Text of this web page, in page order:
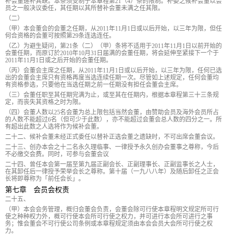
员之一般决议委任，其任期以其所替补会董未满之任其限。
（二）
（甲）本会董会的会董之任期，从2011年11月1日或以后开始，以三年为限，但任
何合资格的会董可按照第29条连选连任。
（乙）为避生疑问，第21条（二）（甲）条将不适用于2011年11月1日以前开始的
会董任期，而原订於2010年10月31日届满的会董任期，将会延伸至紧接下一个于
2011年11月1日或之后开始的会董任期。
（丙）会董会主席之任期，从2011年11月1日或以后开始，以三年为限，任何已选
出的会董会主席只有资格再度当选连续任期一次。尽管如上述规定，任何会董均
有资格参选，只要他在当选任期之前一任期没有担任会董会主席。
（三）会董任职至其任期完满为止，或至其在任期内，根据本章程第三十三条规
定，而丧失其资格之时为限。
（四）会董人数以25名会董为总上限包括当然会董，由赞助会员及海外会员所占
的人数不能超过6名（但可少于此数），亦不能超过会董会总人数的四分之一。所
有超出此数之人选将作为候补会董。
二十二、候补会董未经正式委任以替补正选会董之遗缺时，不可出席会董会议。
二十三、创办本会之十二名永久理临事、一律授予永久创办会董事之尊称，今后
不必缴交会费。同时，可参与会董会议
二十四、曾任本会第一届至第九届正副会长、正副理事长、正副监事长之人士，
在其卸任后一律授予荣举会长之尊称。第十届（一九八八年）及随后卸任之正会
长将即尊称为「前任会长」。
第七章 会员会权责
二十五、
（甲）本会会务管理，概归会董会负责，会董会除可行使本章程明文规定所可行
使之种种权力外，概可行使本会所可行使之权力，并可进行本会所可进行之事
务；惟会董会不可行使公司条例或本章程规定须由本会会员大会所可行使之权
力。